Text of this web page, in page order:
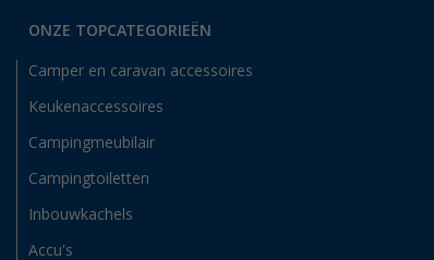
ONZE TOPCATEGORIEËN
Camper en caravan accessoires
Keukenaccessoires
Campingmeubilair
Campingtoiletten
Inbouwkachels
Accu's